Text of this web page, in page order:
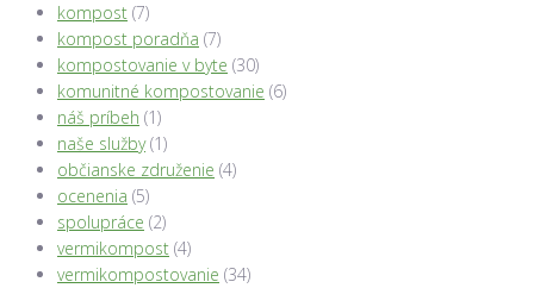
kompost (7)
kompost poradňa (7)
kompostovanie v byte (30)
komunitné kompostovanie (6)
náš príbeh (1)
naše služby(1)
občianske združenie (4)
ocenenia (5)
spolupráce (2)
vermikompost (4)
vermikompostovanie (34)